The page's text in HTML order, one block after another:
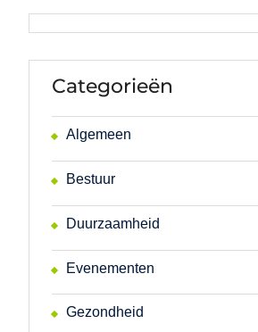
Categorieën
Algemeen
Bestuur
Duurzaamheid
Evenementen
Gezondheid